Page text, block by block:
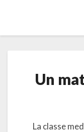
Un
La classe